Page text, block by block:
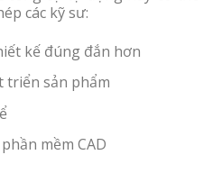
các kỹ sư:
kế đúng đắn hơn
triển sản phẩm
mềm CAD